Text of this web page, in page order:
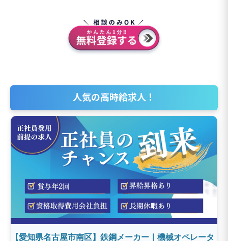
人気の高時給求人！
【愛知県名古屋市南区】鉄鋼メーカー｜機械オペレータ